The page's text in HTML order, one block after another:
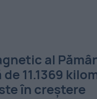
al
11.1369
în creștere